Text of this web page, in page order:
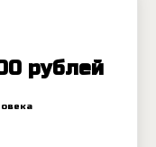
рублей